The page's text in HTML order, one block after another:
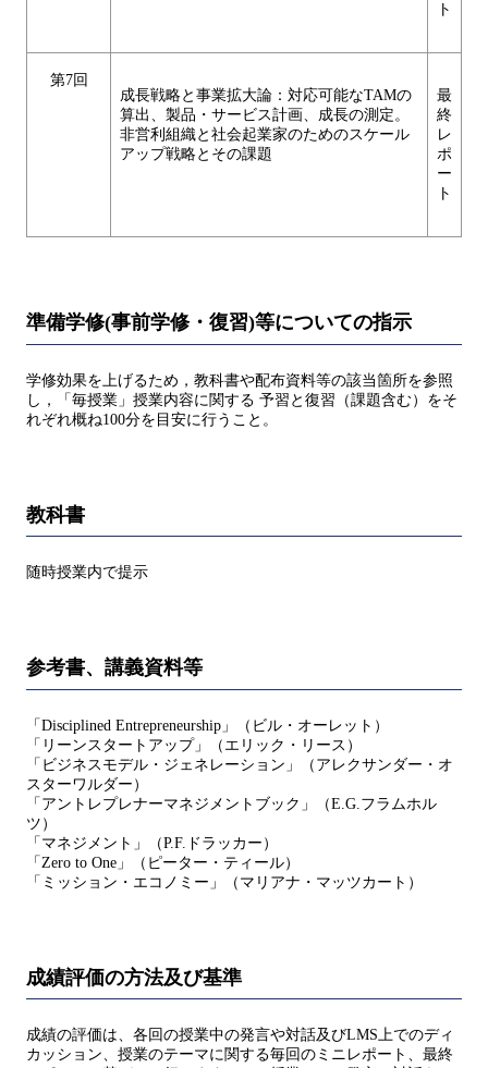
ト
第7回
成長戦略と事業拡大論：対応可能なTAMの
算出、製品・サービス計画、成長の測定。
非営利組織と社会起業家のためのスケール
アップ戦略とその課題
最
終
レ
ポ
ー
ト
準備学修(事前学修・復習)等についての指示
学修効果を上げるため，教科書や配布資料等の該当箇所を参照
し，「毎授業」授業内容に関する 予習と復習（課題含む）をそ
れぞれ概ね100分を目安に行うこと。
教科書
随時授業内で提示
参考書、講義資料等
「Disciplined Entrepreneurship」（ビル・オーレット）
「リーンスタートアップ」（エリック・リース）
「ビジネスモデル・ジェネレーション」（アレクサンダー・オ
スターワルダー）
「アントレプレナーマネジメントブック」（E.G.フラムホル
ツ）
「マネジメント」（P.F.ドラッカー）
「Zero to One」（ピーター・ティール）
「ミッション・エコノミー」（マリアナ・マッツカート）
成績評価の方法及び基準
成績の評価は、各回の授業中の発言や対話及びLMS上でのディ
カッション、授業のテーマに関する毎回のミニレポート、最終